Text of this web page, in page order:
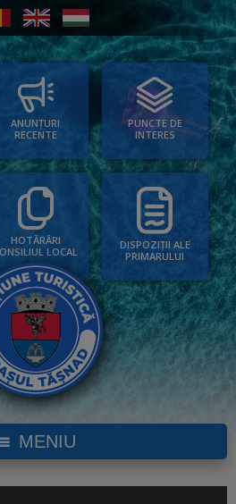
ANUNȚURI
RECENTE
PUNCTE DE
INTERES
HOTĂRÂRI
LOCAL
DISPOZIȚII ALE
PRIMARULUI
MENIU